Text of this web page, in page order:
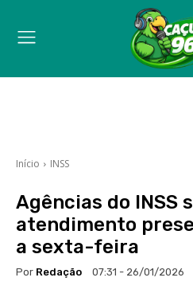
Início INSS
Agências do INSS
atendimento
a sexta-feira
Por Redação 07:31 - 26/01/2026